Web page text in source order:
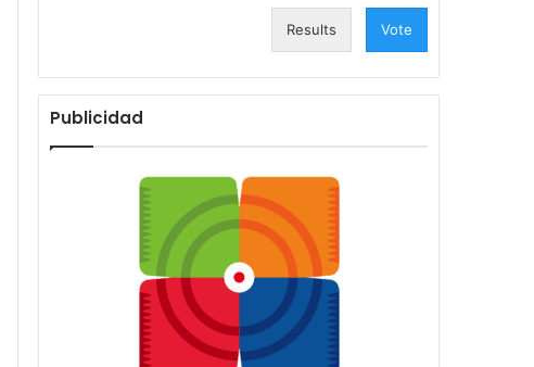
Results Vote
Publicidad